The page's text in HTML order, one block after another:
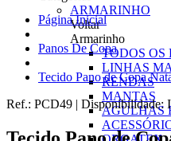
ARMARINHO
Voltar
Armarinho
TODOS OS
LINHAS
RENDAS
MANTAS
AGULHAS
Página Inicial
Panos De Copa
Tecido Pano de Copa
Ref.: PCD49 | Disponibilidade: